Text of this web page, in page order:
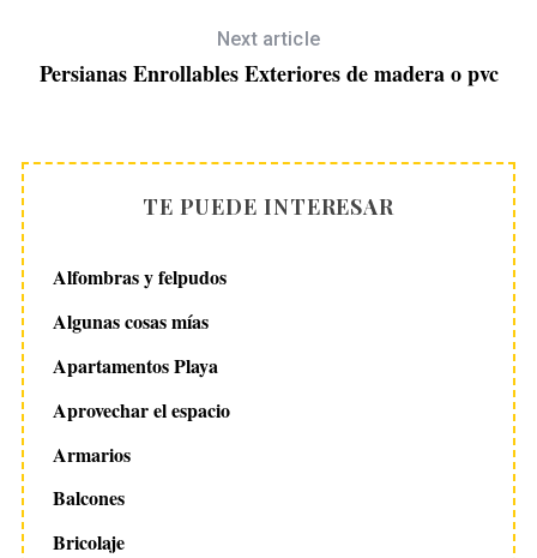
Next article
Persianas Enrollables Exteriores de madera o pvc
TE PUEDE INTERESAR
Alfombras y felpudos
Algunas cosas mías
Apartamentos Playa
Aprovechar el espacio
Armarios
Balcones
Bricolaje